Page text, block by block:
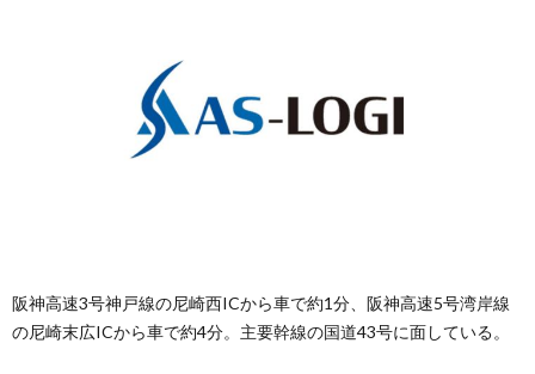
阪神高速3号神戸線の尼崎西ICから車で約1分、阪神高速5号湾岸線
の尼崎末広ICから車で約4分。主要幹線の国道43号に面している。